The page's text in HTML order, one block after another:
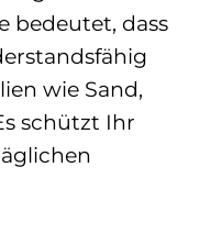
bedeutet, dass
wie Sand,
schützt Ihr